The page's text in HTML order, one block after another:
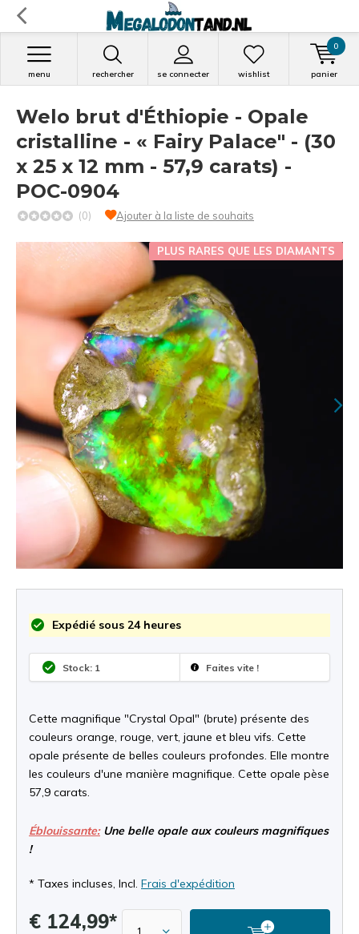
rechercher se connecter
menu wishlist panier
0
Welo brut d'Éthiopie - Opale
cristalline - « Fairy Palace" - (30
x 25 x 12 mm - 57,9 carats) -
POC-0904
(0) Ajouter à la liste de souhaits
PLUS RARES QUE LES DIAMANTS
Expédié sous 24 heures
Stock: 1 Faites vite !
Cette magnifique "Crystal Opal" (brute) présente des
couleurs orange, rouge, vert, jaune et bleu vifs. Cette
opale présente de belles couleurs profondes. Elle montre
les couleurs d'une manière magnifique. Cette opale pèse
57,9 carats.
Éblouissante:Une belle opale aux couleurs magnifiques
!
* Taxes incluses, Incl. Frais d'expédition
€ 124,99*